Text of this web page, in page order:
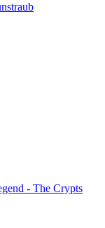
- The Crypts